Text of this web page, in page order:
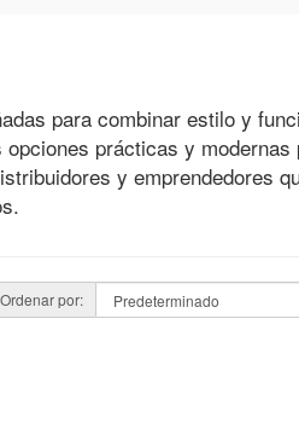
para combinar estilo y
prácticas y modernas
y emprendedores
Ordenar por: